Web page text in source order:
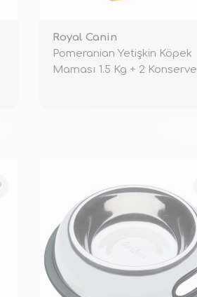
Royal Canin
Pomeranian Yetişkin Köpek
Maması 1.5 Kg + 2 Konserve